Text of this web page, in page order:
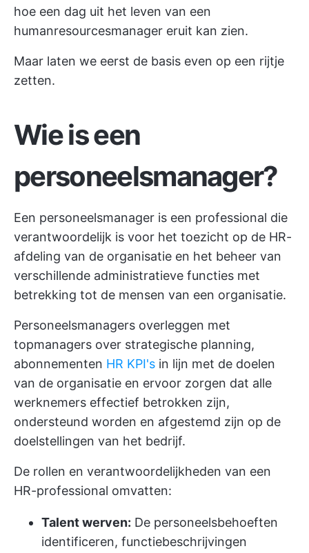
hoe een dag uit het leven van een
humanresourcesmanager eruit kan zien.
Maar laten we eerst de basis even op een rijtje
zetten.
Wie is een
personeelsmanager?
Een personeelsmanager is een professional die
verantwoordelijk is voor het toezicht op de HR-
afdeling van de organisatie en het beheer van
verschillende administratieve functies met
betrekking tot de mensen van een organisatie.
Personeelsmanagers overleggen met
topmanagers over strategische planning,
abonnementen HR KPI's in lijn met de doelen
van de organisatie en ervoor zorgen dat alle
werknemers effectief betrokken zijn,
ondersteund worden en afgestemd zijn op de
doelstellingen van het bedrijf.
De rollen en verantwoordelijkheden van een
HR-professional omvatten:
Talent werven: De personeelsbehoeften
identificeren, functiebeschrijvingen